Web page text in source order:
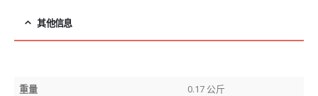
其他信息
重量
0.17 公斤